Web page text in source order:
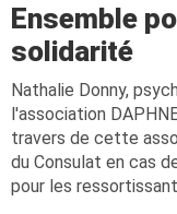
Ensemble
solidarité
Nathalie Donny,
l'association
travers de cette
du Consulat en cas
pour les